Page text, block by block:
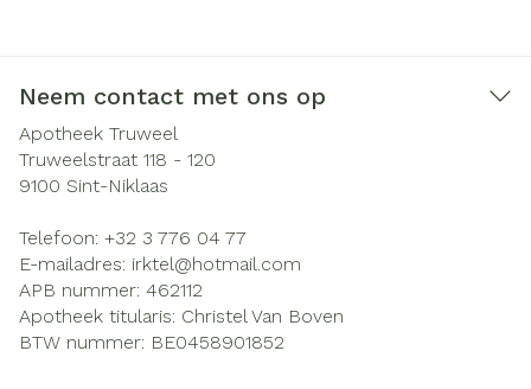
Neem contact met ons op
Apotheek Truweel
Truweelstraat 118 - 120
9100 Sint-Niklaas
Telefoon: +32 3 776 04 77
E-mailadres: irktel@hotmail.com
APB nummer: 462112
Apotheek titularis: Christel Van Boven
BTW nummer: BE0458901852